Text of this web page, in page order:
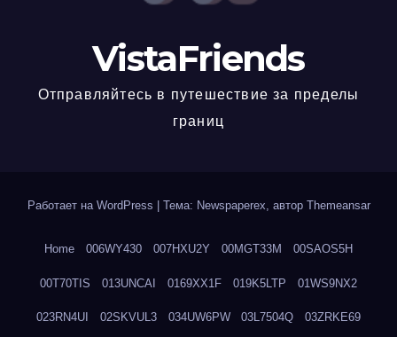
VistaFriends
Отправляйтесь в путешествие за пределы
границ
Работает на WordPress Тема: Newspaperex, автор Themeansar
Home 006WY430 007HXU2Y 00MGT33M 00SAOS5H
00T70TIS 013UNCAI 0169XX1F 019K5LTP 01WS9NX2
023RN4UI 02SKVUL3 034UW6PW 03L7504Q 03ZRKE69